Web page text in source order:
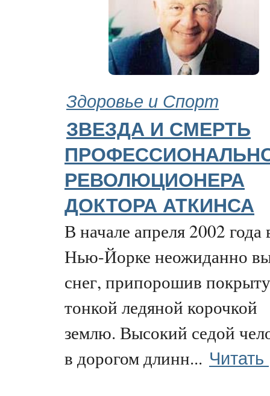
Здоровье и Спорт
ЗВЕЗДА И СМЕРТЬ
РЕВОЛЮЦИОНЕРА
ДОКТОРА АТКИНСА
В начале апреля 2002 года
Нью-Йорке неожиданно
снег, припорошив
тонкой ледяной корочкой
землю. Высокий седой
в дорогом длинн...